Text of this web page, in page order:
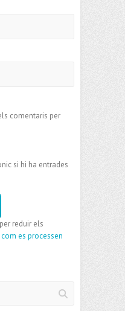
comentaris per
si hi ha entrades
reduir els
es processen